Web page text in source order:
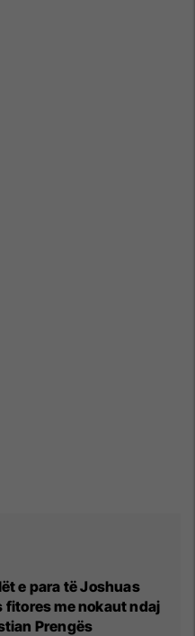
e para të Joshuas
fitores me nokaut ndaj
Prengës